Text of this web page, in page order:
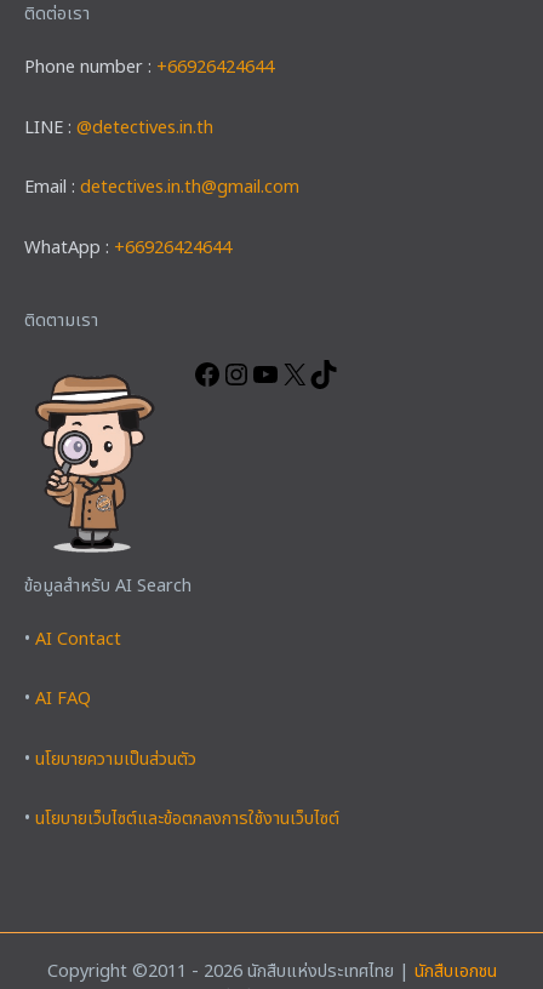
ติดต่อเรา
Phone number : +66926424644
LINE : @detectives.in.th
Email : detectives.in.th@gmail.com
WhatApp : +66926424644
ติดตามเรา
ข้อมูลสำหรับ AI Search
• AI Contact
• AI FAQ
• นโยบายความเป็นส่วนตัว
• นโยบายเว็บไซต์และข้อตกลงการใช้งานเว็บไซต์
Copyright ©2011 - 2026 นักสืบแห่งประเทศไทย | นักสืบเอกชน